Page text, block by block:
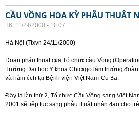
CẦU VỒNG HOA KỲ PHẪU THUẬT
T6, 11/24/2000 - 10:07
Hà Nội (Ttxvn 24/11/2000)
Đoàn phẫu thuật của Tổ chức cầu Vồng
Trường Đại học Y khoa Chicago làm trưởng
và hàm ếch tại Bệnh viện Việt Nam-Cu Ba.
Đây là lần thứ 2, Tổ chức Cầu Vồng sang Việt
2001 sẽ tiếp tục sang phẫu thuật nhân đạo cho